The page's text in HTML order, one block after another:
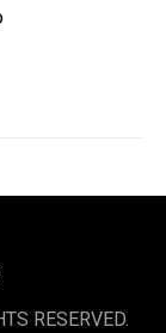
RESERVED.